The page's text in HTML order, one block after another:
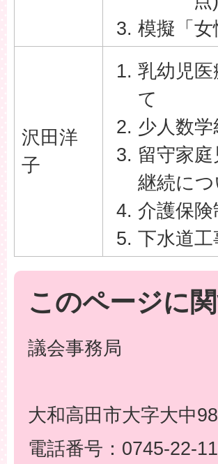
模擬「
沢田洋
子
乳幼児
て
少人数
留守家
継続につ
介護保
下水道
このページに
議会事務局
大和高田市大字大中
電話番号：0745-22-